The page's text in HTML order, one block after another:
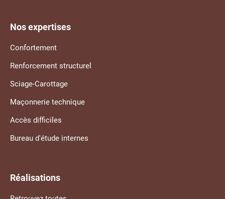
Nos expertises
Confortement
Renforcement structurel
Sciage-Carottage
Maçonnerie technique
Accès difficiles
Bureau d'étude internes
Réalisations